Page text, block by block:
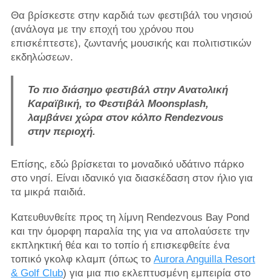
Θα βρίσκεστε στην καρδιά των φεστιβάλ του νησιού
(ανάλογα με την εποχή του χρόνου που
επισκέπτεστε), ζωντανής μουσικής και πολιτιστικών
εκδηλώσεων.
Το πιο διάσημο φεστιβάλ στην Ανατολική
Καραϊβική, το Φεστιβάλ Moonsplash,
λαμβάνει χώρα στον κόλπο Rendezvous
στην περιοχή.
Επίσης, εδώ βρίσκεται το μοναδικό υδάτινο πάρκο
στο νησί. Είναι ιδανικό για διασκέδαση στον ήλιο για
τα μικρά παιδιά.
Κατευθυνθείτε προς τη λίμνη Rendezvous Bay Pond
και την όμορφη παραλία της για να απολαύσετε την
εκπληκτική θέα και το τοπίο ή επισκεφθείτε ένα
τοπικό γκολφ κλαμπ (όπως το Aurora Anguilla Resort
& Golf Club) για μια πιο εκλεπτυσμένη εμπειρία στο